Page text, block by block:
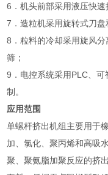
6．机头前部采用液压快速
7．造粒机采用旋转式刀盘
8．粒料的冷却采用旋风
筛；
9．电控系统采用PLC、
制。
应用范围
单螺杆挤出机组主要用于
加、氯化、聚丙烯和高吸
聚、聚氨脂加聚反应的挤